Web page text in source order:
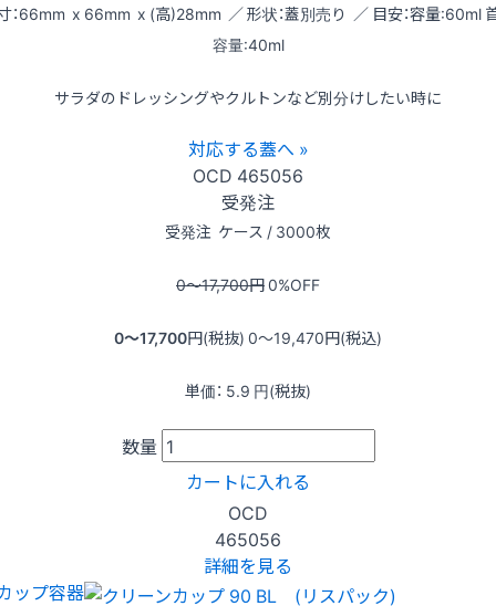
：66mm x 66mm x (高)28mm ／ 形状：蓋別売り ／ 目安：容量:60ml
容量:40ml
サラダのドレッシングやクルトンなど別分けしたい時に
対応する蓋へ »
OCD 465056
受発注
受発注 ケース / 3000枚
0〜17,700円0%OFF
0〜17,700円(税抜) 0〜19,470円(税込)
単価： 5.9 円(税抜)
数量
カートに入れる
OCD
465056
詳細を見る
ップ容器